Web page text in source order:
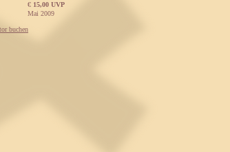
€ 15,00 UVP
Mai 2009
buchen